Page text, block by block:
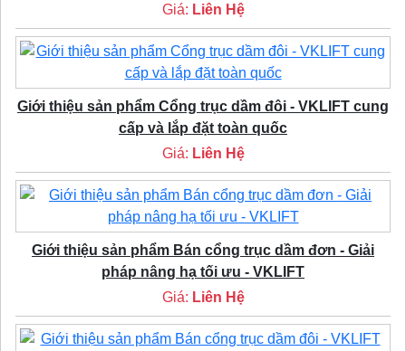
Giá: Liên Hệ
Giới thiệu sản phẩm Cổng trục dầm đôi - VKLIFT cung
cấp và lắp đặt toàn quốc
Giá: Liên Hệ
Giới thiệu sản phẩm Bán cổng trục dầm đơn - Giải
pháp nâng hạ tối ưu - VKLIFT
Giá: Liên Hệ